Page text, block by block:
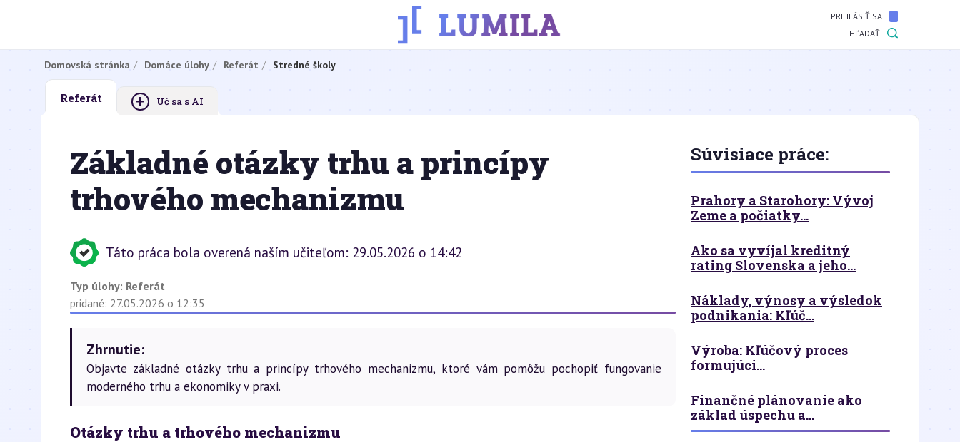
PRIHLÁSIŤ SA
HĽADAŤ
Domovská stránka Domáce úlohy Referát Stredné školy
Referát + Uč sa s AI
Základné otázky trhu a princípy
trhového mechanizmu
Táto práca bola overená naším učiteľom: 29.05.2026 o 14:42
Typ úlohy: Referát
pridané: 27.05.2026 o 12:35
Zhrnutie:
Objavte základné otázky trhu a princípy trhového mechanizmu, ktoré vám pomôžu pochopiť fungovanie
moderného trhu a ekonomiky v praxi.
Otázky trhu a trhového mechanizmu
Súvisiace práce:
Prahory a Starohory: Vývoj
Zeme a počiatky...
Ako sa vyvíjal kreditný
rating Slovenska a jeho...
Náklady, výnosy a výsledok
podnikania: Kľúč...
Výroba: Kľúčový proces
formujúci...
Finančné plánovanie ako
základ úspechu a...